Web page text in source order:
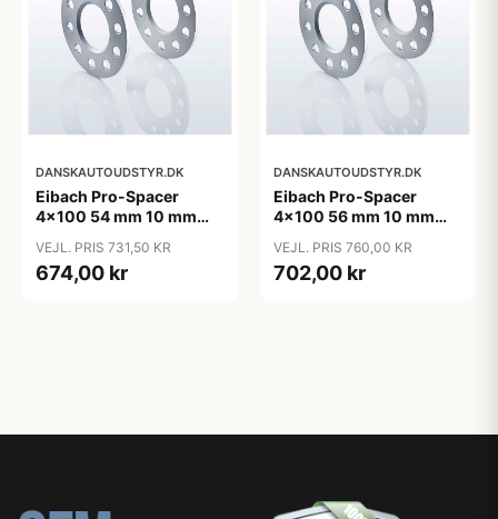
DANSKAUTOUDSTYR.DK
Eibach Pro-Spacer
4x100 54 mm 10 mm
VEJL. PRIS 731,50 KR
674,00 kr
DANSKAUTOUDSTYR.DK
Eibach Pro-Spacer
4x100 56 mm 10 mm
VEJL. PRIS 760,00 KR
702,00 kr